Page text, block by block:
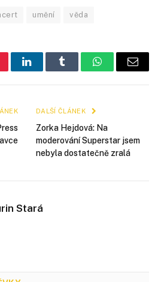
umění věda
LinkedInTumblr WhatsApp
E-
DALŠÍ ČLÁNEK
Zorka Hejdová: Na
moderování Superstar jsem
nebyla dostatečně zralá
Stará